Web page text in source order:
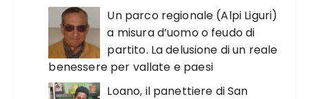
Un parco regionale (Alpi Liguri)
a misura d’uomo o feudo di
partito. La delusione di un reale
benessere per vallate e paesi
Loano, il panettiere di San